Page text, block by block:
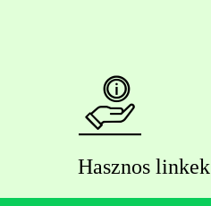
Hasznos linkek